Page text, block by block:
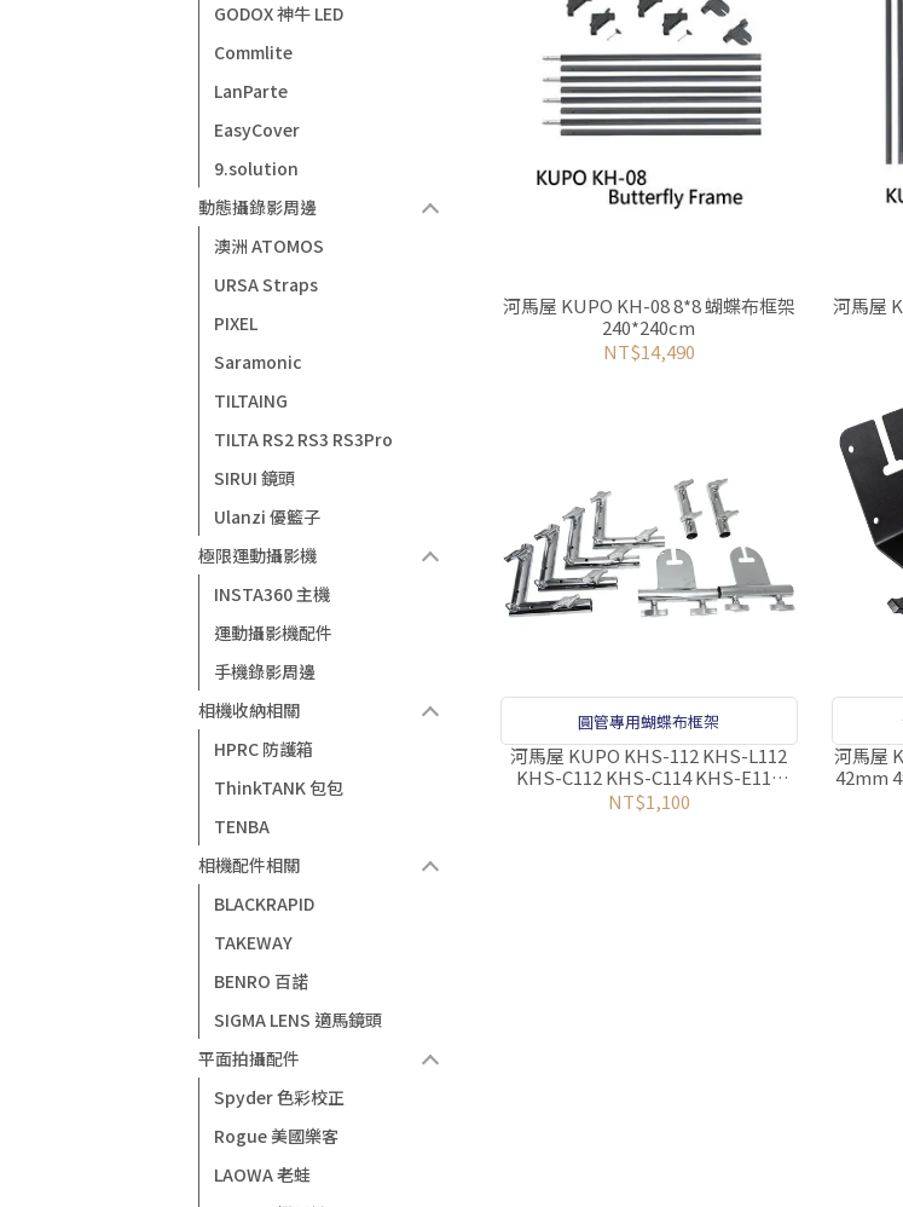
GODOX 神牛 LED
Commlite
LanParte
EasyCover
9.solution
動態攝錄影周邊
澳洲 ATOMOS
URSA Straps
PIXEL
Saramonic
TILTAING
TILTA RS2 RS3 RS3Pro
SIRUI 鏡頭
Ulanzi 優籃子
極限運動攝影機
INSTA360 主機
運動攝影機配件
手機錄影周邊
相機收納相關
HPRC 防護箱
ThinkTANK 包包
TENBA
相機配件相關
BLACKRAPID
TAKEWAY
BENRO 百諾
SIGMA LENS 適馬鏡頭
平面拍攝配件
Spyder 色彩校正
Rogue 美國樂客
LAOWA 老蛙
河馬屋 KUPO KH-08 8*8 蝴蝶布框架
240*240cm
NT$14,490
河馬屋
圓管專用蝴蝶布框架
河馬屋 KUPO KHS-112 KHS-L112
KHS-C112 KHS-C114 KHS-E112
42.4 48.3mm 圓管專用蝴蝶布框架
NT$1,100
河馬屋
42mm